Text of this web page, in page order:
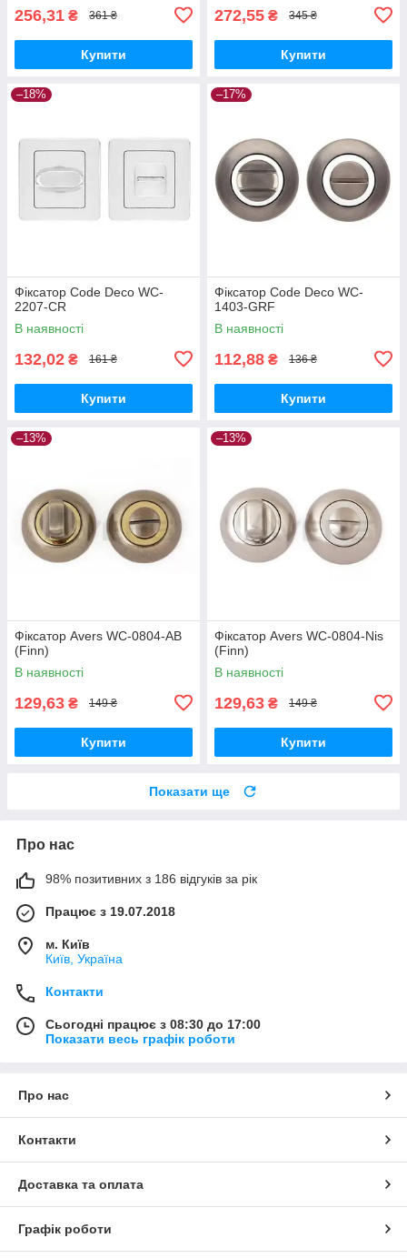
256,31 ₴ 361 ₴
Купити
272,55 ₴ 345 ₴
Купити
–18%
Фіксатор Code Deco WC-
2207-CR
В наявності
132,02 ₴ 161 ₴
Купити
–17%
Фіксатор Code Deco WC-
1403-GRF
В наявності
112,88 ₴ 136 ₴
Купити
–13%
Фiксатор Avers WC-0804-AB
(Finn)
В наявності
129,63 ₴ 149 ₴
Купити
–13%
Фiксатор Avers WC-0804-Nis
(Finn)
В наявності
129,63 ₴ 149 ₴
Купити
Показати ще
Про нас
98% позитивних з 186 відгуків за рік
Працює з 19.07.2018
м. Київ
Київ, Україна
Контакти
Сьогодні працює з 08:30 до 17:00
Показати весь графік роботи
Про нас
Контакти
Доставка та оплата
Графік роботи